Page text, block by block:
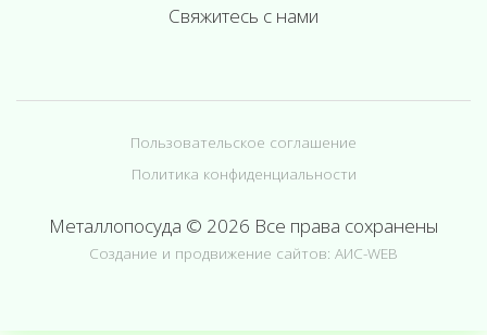
Свяжитесь с нами
Пользовательское соглашение
Политика конфиденциальности
Металлопосуда © 2026 Все права сохранены
Создание и продвижение сайтов: АИС-WEB